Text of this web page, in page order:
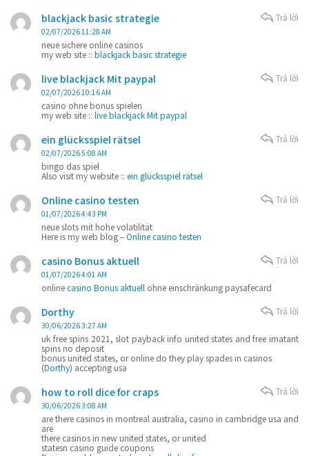
blackjack basic strategie
02/07/2026 11:28 AM
neue sichere online casinos
my web site :: blackjack basic strategie
Trả lời
live blackjack Mit paypal
02/07/2026 10:16 AM
casino ohne bonus spielen
my web site :: live blackjack Mit paypal
Trả lời
ein glücksspiel rätsel
02/07/2026 5:08 AM
bingo das spiel
Also visit my website :: ein glücksspiel rätsel
Trả lời
Online casino testen
01/07/2026 4:43 PM
neue slots mit hohe volatilität
Here is my web blog –Online casino testen
Trả lời
casino Bonus aktuell
01/07/2026 4:01 AM
onlinecasino Bonus aktuell ohne einschränkung paysafecard
Trả lời
Dorthy
30/06/2026 3:27 AM
uk free spins 2021, slot payback info united states and free imatant
spins no deposit
bonus united states, or online do they play spades in casinos
(Dorthy) accepting usa
Trả lời
how to roll dice for craps
30/06/2026 3:08 AM
are there casinos in montreal australia, casino in cambridge usa and
are
there casinos in new united states, or united
statesn casino guide coupons
Trả lời